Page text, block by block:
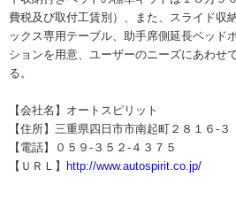
費税及び取付工賃別）、また、スライド収
ックス専用テーブル、助手席側延長ベッド
ションを用意、ユーザーのニーズにあわせ
る。
【会社名】オートスピリット
【住所】三重県四日市市南起町２８１６‐３
【電話】０５９‐３５２‐４３７５
【ＵＲＬ】
http://www.autospirit.co.jp/